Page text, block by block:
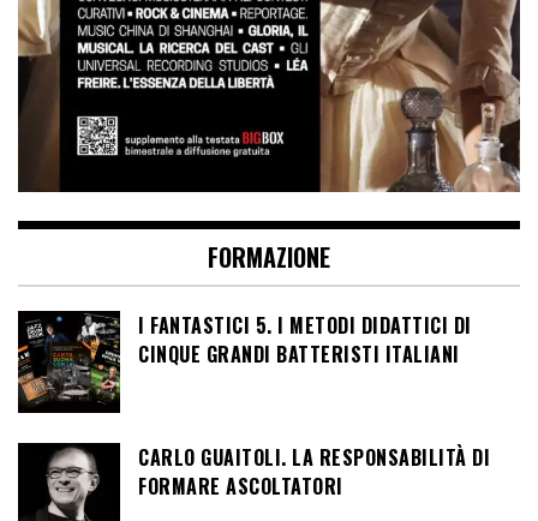
FORMAZIONE
I FANTASTICI 5. I METODI DIDATTICI DI
CINQUE GRANDI BATTERISTI ITALIANI
CARLO GUAITOLI. LA RESPONSABILITÀ DI
FORMARE ASCOLTATORI